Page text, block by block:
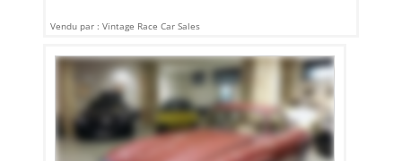
Vendu par : Vintage Race Car Sales